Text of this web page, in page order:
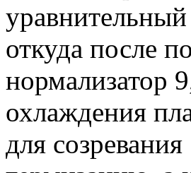
уравнительный
откуда после
нормализатор
охлаждения
для